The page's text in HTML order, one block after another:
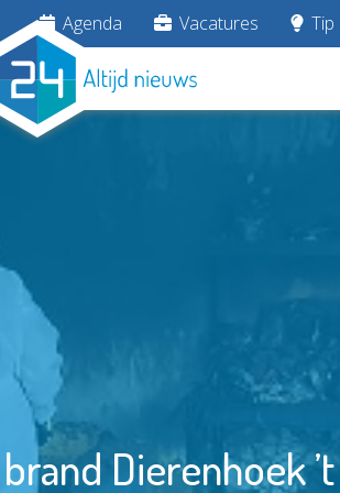
Agenda Vacatures Tip
Dierenhoek